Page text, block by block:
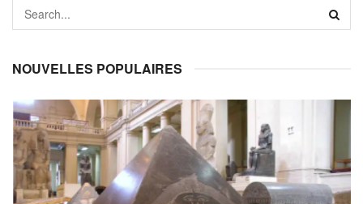
NOUVELLES POPULAIRES